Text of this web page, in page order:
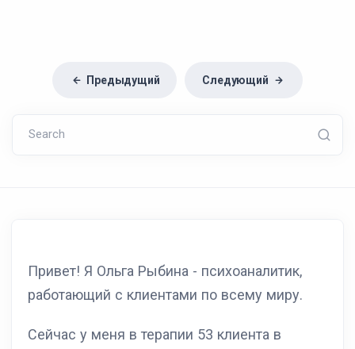
Предыдущий Следующий
Search
Привет! Я Ольга Рыбина - психоаналитик,
работающий с клиентами по всему миру.
Сейчас у меня в терапии 53 клиента в